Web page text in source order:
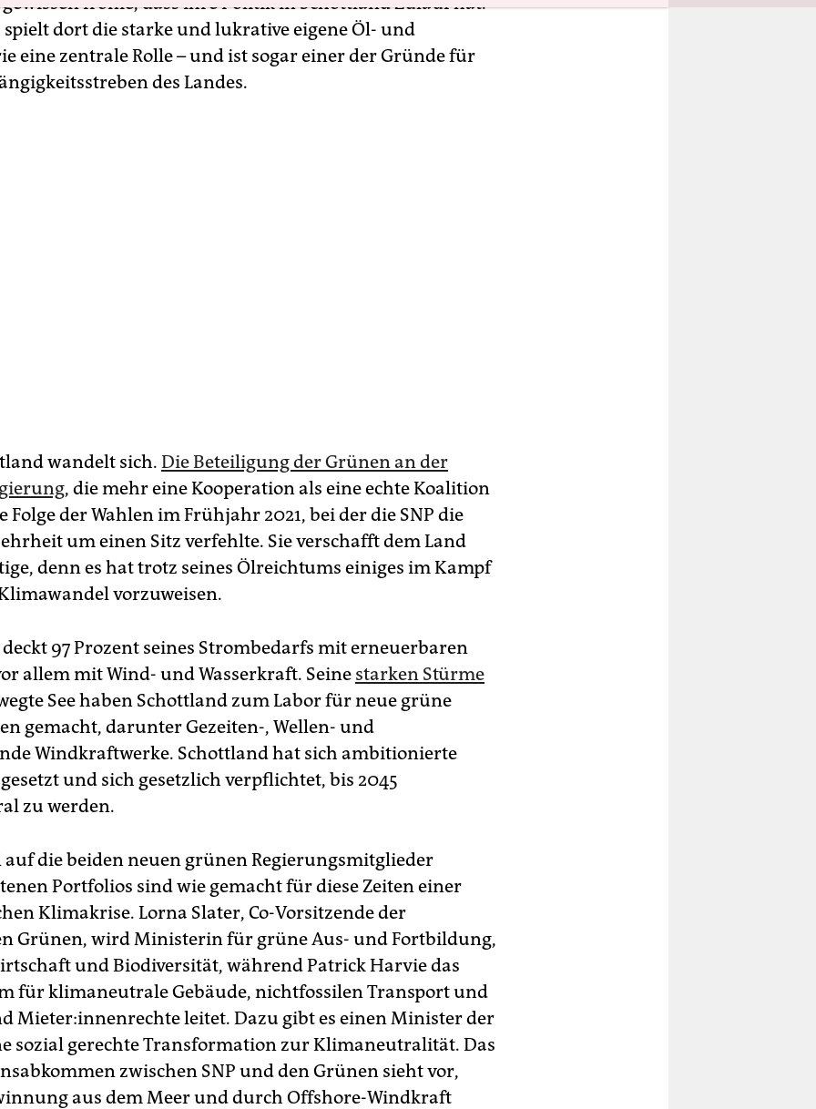
dort die starke und lukrative eigene Öl- und
eine zentrale Rolle – und ist sogar einer der Gründe für
des Landes.
wandelt sich. Die Beteiligung der Grünen an der
, die mehr eine Kooperation als eine echte Koalition
Folge der Wahlen im Frühjahr 2021, bei der die SNP die
um einen Sitz verfehlte. Sie verschafft dem Land
denn es hat trotz seines Ölreichtums einiges im Kampf
vorzuweisen.
97 Prozent seines Strombedarfs mit erneuerbaren
allem mit Wind- und Wasserkraft. Seine starken Stürme
See haben Schottland zum Labor für neue grüne
gemacht, darunter Gezeiten-, Wellen- und
Windkraftwerke. Schottland hat sich ambitionierte
und sich gesetzlich verpflichtet, bis 2045
zu werden.
auf die beiden neuen grünen Regierungsmitglieder
Portfolios sind wie gemacht für diese Zeiten einer
Klimakrise. Lorna Slater, Co-Vorsitzende der
Grünen, wird Ministerin für grüne Aus- und Fortbildung,
und Biodiversität, während Patrick Harvie das
für klimaneutrale Gebäude, nichtfossilen Transport und
Mie­te­r:in­nen­rech­te leitet. Dazu gibt es einen Minister der
sozial gerechte Transformation zur Klimaneutralität. Das
zwischen SNP und den Grünen sieht vor,
aus dem Meer und durch Offshore-Windkraft